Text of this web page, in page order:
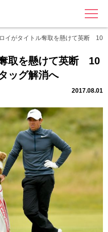
MENU
イがタイトル奪取を懸けて英断 10
取を懸けて英断 10
ッグ解消へ
2017.08.01